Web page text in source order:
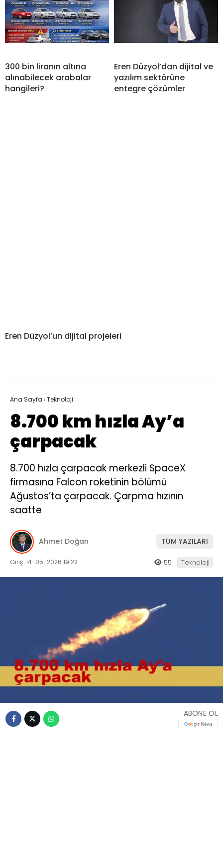
300 bin liranın altına
alınabilecek arabalar
hangileri?
Eren Düzyol’dan dijital ve
yazılım sektörüne
entegre çözümler
Eren Düzyol’un dijital projeleri
Ana Sayfa ›Teknoloji
8.700 km hızla Ay’a
çarpacak
8.700 hızla çarpacak merkezli SpaceX
firmasına Falcon roketinin bölümü
Ağustos’ta çarpacak. Çarpma hızının
saatte
Ahmet Doğan TÜM YAZILARI
Giriş: 14-05-2026 19:22 55 Teknoloji
ABONE OL